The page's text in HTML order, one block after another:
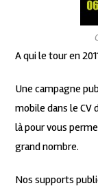
A qui le tour en
Une campagne
mobile dans le CV
là pour vous
grand nombre.
Nos supports